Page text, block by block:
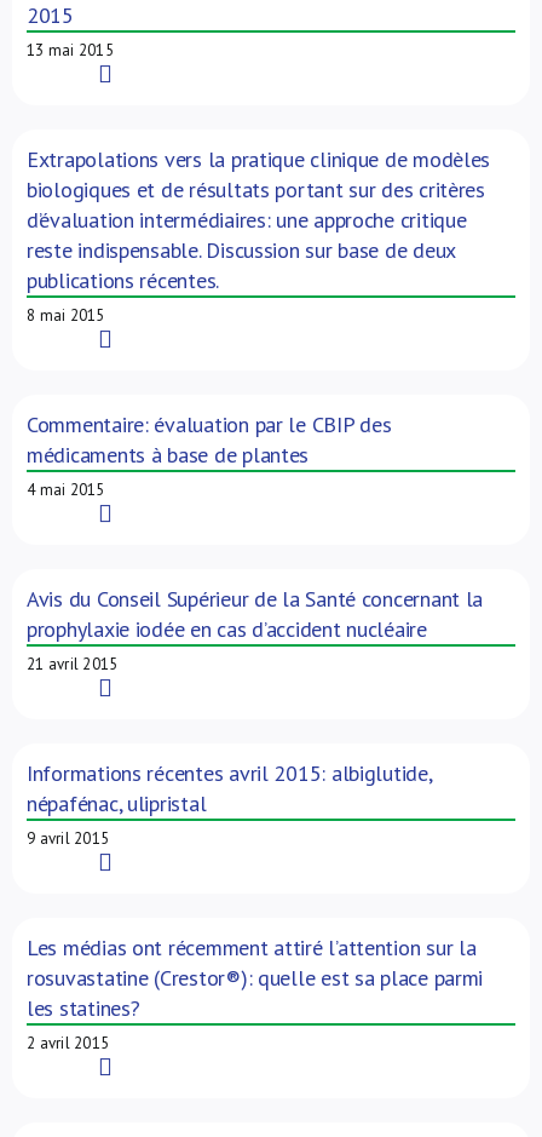
2015
13 mai 2015
Extrapolations vers la pratique clinique de modèles
biologiques et de résultats portant sur des critères
d’évaluation intermédiaires: une approche critique
reste indispensable. Discussion sur base de deux
publications récentes.
8 mai 2015
Commentaire: évaluation par le CBIP des
médicaments à base de plantes
4 mai 2015
Avis du Conseil Supérieur de la Santé concernant la
prophylaxie iodée en cas d’accident nucléaire
21 avril 2015
Informations récentes avril 2015: albiglutide,
népafénac, ulipristal
9 avril 2015
Les médias ont récemment attiré l’attention sur la
rosuvastatine (Crestor®): quelle est sa place parmi
les statines?
2 avril 2015